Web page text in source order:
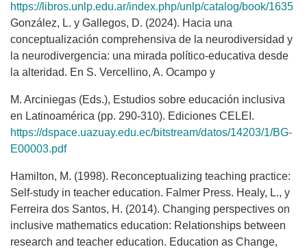
https://libros.unlp.edu.ar/index.php/unlp/catalog/book/1635
González, L. y Gallegos, D. (2024). Hacia una
conceptualización comprehensiva de la neurodiversidad y
la neurodivergencia: una mirada político-educativa desde
la alteridad. En S. Vercellino, A. Ocampo y
M. Arciniegas (Eds.), Estudios sobre educación inclusiva
en Latinoamérica (pp. 290-310). Ediciones CELEI.
https://dspace.uazuay.edu.ec/bitstream/datos/14203/1/BG-
E00003.pdf
Hamilton, M. (1998). Reconceptualizing teaching practice:
Self-study in teacher education. Falmer Press. Healy, L., y
Ferreira dos Santos, H. (2014). Changing perspectives on
inclusive mathematics education: Relationships between
research and teacher education. Education as Change,